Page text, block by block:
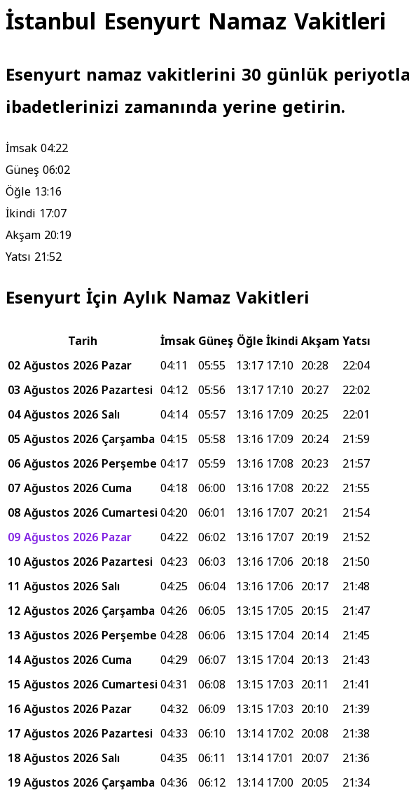
İstanbul Esenyurt Namaz Vakitleri
Esenyurt namaz vakitlerini 30 günlük
ibadetlerinizi zamanında yerine getirin.
İmsak04:22
Güneş06:02
Öğle 13:16
İkindi 17:07
Akşam20:19
Yatsı 21:52
Esenyurt İçin Aylık Namaz Vakitleri
Tarih İmsakGüneşÖğleİkindiAkşamYatsı
02 Ağustos 2026 Pazar
04:11 05:55 13:1717:10 20:28
22:04
03 Ağustos 2026 Pazartesi 04:12 05:56 13:1717:10 20:27
22:02
04 Ağustos 2026 Salı
04:14 05:57 13:16 17:09 20:25
22:01
05 Ağustos 2026 Çarşamba 04:15 05:58 13:16 17:09 20:24
21:59
06 Ağustos 2026 Perşembe04:17 05:59 13:16 17:08 20:23
21:57
07 Ağustos 2026 Cuma
04:18 06:00 13:16 17:08 20:22
21:55
08 Ağustos 2026 Cumartesi04:20 06:01 13:16 17:07 20:21
21:54
09 Ağustos 2026 Pazar
04:22 06:02 13:16 17:07 20:19
21:52
10 Ağustos 2026 Pazartesi 04:23 06:03 13:16 17:06 20:18
21:50
11 Ağustos 2026 Salı
04:25 06:04 13:16 17:06 20:17
21:48
12 Ağustos 2026 Çarşamba 04:26 06:05 13:1517:05 20:15
21:47
13 Ağustos 2026 Perşembe04:28 06:06 13:1517:04 20:14
21:45
14 Ağustos 2026 Cuma
04:29 06:07 13:1517:04 20:13
21:43
15 Ağustos 2026 Cumartesi04:31 06:08 13:1517:03 20:11
21:41
16 Ağustos 2026 Pazar
04:32 06:09 13:1517:03 20:10
21:39
17 Ağustos 2026 Pazartesi 04:33 06:10 13:1417:02 20:08
21:38
18 Ağustos 2026 Salı
04:35 06:11 13:1417:01 20:07
21:36
19 Ağustos 2026 Çarşamba 04:36 06:12 13:1417:00 20:05 21:34